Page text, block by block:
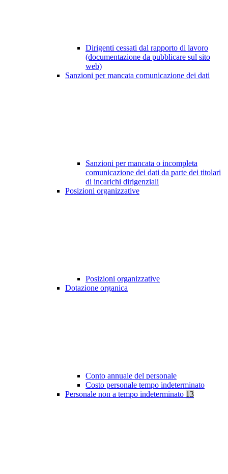
Dirigenti cessati dal rapporto di lavoro
(documentazione da pubblicare sul sito
web)
Sanzioni per mancata comunicazione dei dati
Sanzioni per mancata o incompleta
comunicazione dei dati da parte dei titolari
di incarichi dirigenziali
Posizioni organizzative
Posizioni organizzative
Dotazione organica
Conto annuale del personale
Costo personale tempo indeterminato
Personale non a tempo indeterminato 13